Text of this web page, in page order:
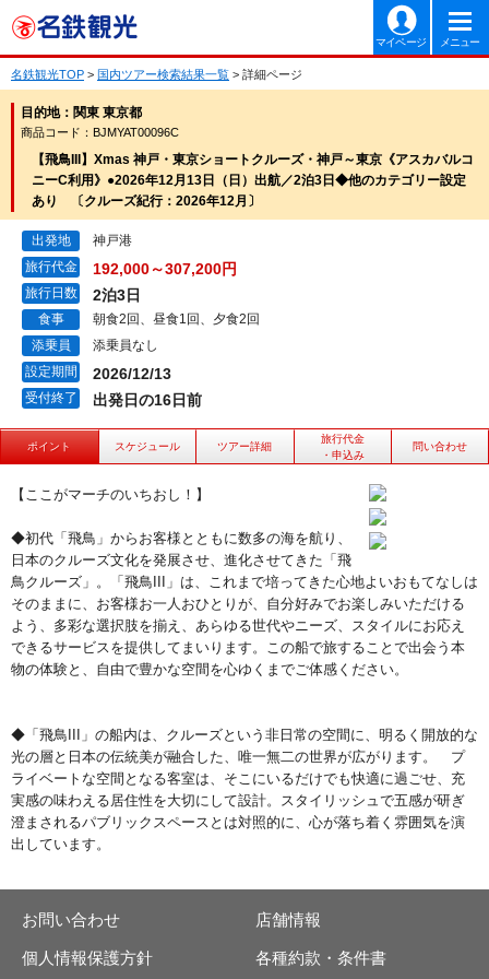
マイページ メニュー
名鉄観光TOP > 国内ツアー検索結果一覧 > 詳細ページ
目的地：関東 東京都
商品コード：BJMYAT00096C
【飛鳥III】Xmas 神戸・東京ショートクルーズ・神戸～東京《アスカバルコ
ニーC利用》●2026年12月13日（日）出航／2泊3日◆他のカテゴリー設定
あり 〔クルーズ紀行：2026年12月〕
出発地
神戸港
旅行代金
192,000～307,200円
旅行日数 2泊3日
食事
朝食2回、昼食1回、夕食2回
添乗員
添乗員なし
設定期間
2026/12/13
受付終了 出発日の16日前
ポイント スケジュール ツアー詳細
旅行代金
・申込み
問い合わせ
【ここがマーチのいちおし！】
◆初代「飛鳥」からお客様とともに数多の海を航り、
日本のクルーズ文化を発展させ、進化させてきた「飛
鳥クルーズ」。「飛鳥III」は、これまで培ってきた心地よいおもてなしは
そのままに、お客様お一人おひとりが、自分好みでお楽しみいただける
よう、多彩な選択肢を揃え、あらゆる世代やニーズ、スタイルにお応え
できるサービスを提供してまいります。この船で旅することで出会う本
物の体験と、自由で豊かな空間を心ゆくまでご体感ください。
◆「飛鳥III」の船内は、クルーズという非日常の空間に、明るく開放的な
光の層と日本の伝統美が融合した、唯一無二の世界が広がります。 プ
ライベートな空間となる客室は、そこにいるだけでも快適に過ごせ、充
実感の味わえる居住性を大切にして設計。スタイリッシュで五感が研ぎ
澄まされるパブリックスペースとは対照的に、心が落ち着く雰囲気を演
出しています。
お問い合わせ 店舗情報
個人情報保護方針 各種約款・条件書